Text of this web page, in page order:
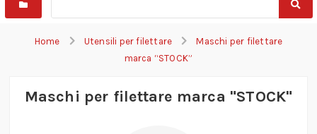
Home Utensili per filettare
Maschi per filettare
marca “STOCK”
Maschi per filettare marca "STOCK"